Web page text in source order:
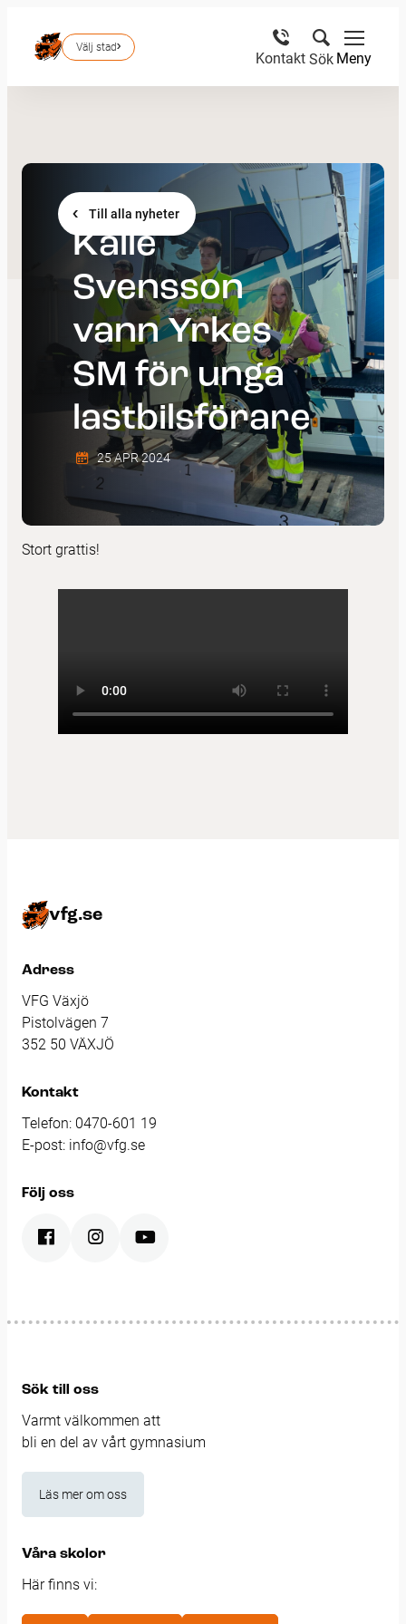
Välj stad
Kontakt Sök Meny
Till alla nyheter
Kalle
Svensson
vann Yrkes
SM för unga
lastbilsförare
25 APR 2024
Stort grattis!
vfg.se
Adress
VFG Växjö
Pistolvägen 7
352 50 VÄXJÖ
Kontakt
Telefon: 0470-601 19
E-post: info@vfg.se
Följ oss
Sök till oss
Varmt välkommen att
bli en del av vårt gymnasium
Läs mer om oss
Våra skolor
Här finns vi: